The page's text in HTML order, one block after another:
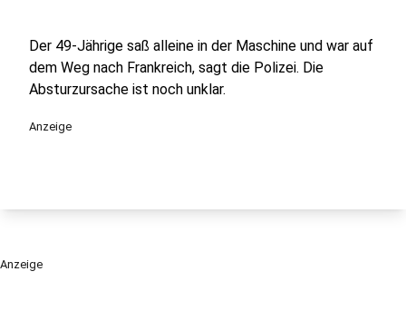
Der 49-Jährige saß alleine in der Maschine und war auf
dem Weg nach Frankreich, sagt die Polizei. Die
Absturzursache ist noch unklar.
Anzeige
Anzeige